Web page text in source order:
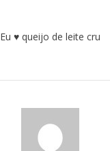
Eu ♥ queijo de leite cru